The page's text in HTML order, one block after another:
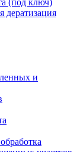
(под ключ)
дератизация
и